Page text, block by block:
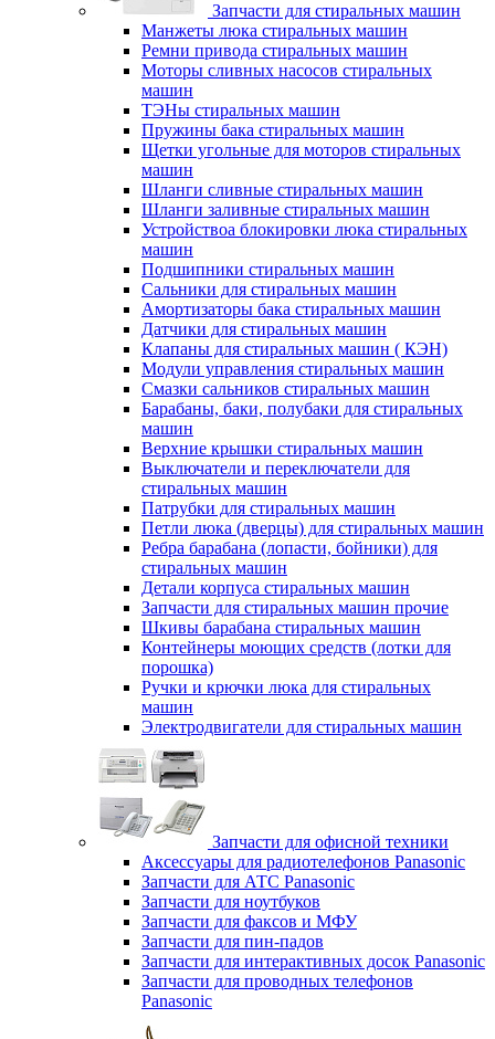
Запчасти для стиральных машин
Манжеты люка стиральных машин
Ремни привода стиральных машин
Моторы сливных насосов стиральных
машин
ТЭНы стиральных машин
Пружины бака стиральных машин
Щетки угольные для моторов стиральных
машин
Шланги сливные стиральных машин
Шланги заливные стиральных машин
Устройствоа блокировки люка стиральных
машин
Подшипники стиральных машин
Сальники для стиральных машин
Амортизаторы бака стиральных машин
Датчики для стиральных машин
Клапаны для стиральных машин ( КЭН)
Модули управления стиральных машин
Смазки сальников стиральных машин
Барабаны, баки, полубаки для стиральных
машин
Верхние крышки стиральных машин
Выключатели и переключатели для
стиральных машин
Патрубки для стиральных машин
Петли люка (дверцы) для стиральных машин
Ребра барабана (лопасти, бойники) для
стиральных машин
Детали корпуса стиральных машин
Запчасти для стиральных машин прочие
Шкивы барабана стиральных машин
Контейнеры моющих средств (лотки для
порошка)
Ручки и крючки люка для стиральных
машин
Электродвигатели для стиральных машин
Запчасти для офисной техники
Аксессуары для радиотелефонов Panasonic
Запчасти для АТС Panasonic
Запчасти для ноутбуков
Запчасти для факсов и МФУ
Запчасти для пин-падов
Запчасти для интерактивных досок Panasonic
Запчасти для проводных телефонов
Panasonic